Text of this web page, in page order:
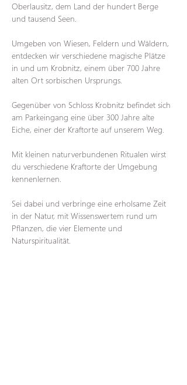
Oberlausitz, dem Land der hundert Berge
und tausend Seen.
Umgeben von Wiesen, Feldern und Wäldern,
entdecken wir verschiedene magische Plätze
in und um Krobnitz, einem über 700 Jahre
alten Ort sorbischen Ursprungs.
Gegenüber von Schloss Krobnitz befindet sich
am Parkeingang eine über 300 Jahre alte
Eiche, einer der Kraftorte auf unserem Weg.
Mit kleinen naturverbundenen Ritualen wirst
du verschiedene Kraftorte der Umgebung
kennenlernen.
Sei dabei und verbringe eine erholsame Zeit
in der Natur, mit Wissenswertem rund um
Pflanzen, die vier Elemente und
Naturspiritualität.